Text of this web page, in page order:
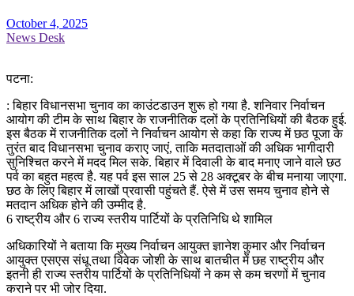
October 4, 2025
News Desk
पटना:
: बिहार विधानसभा चुनाव का काउंटडाउन शुरू हो गया है. शनिवार निर्वाचन
आयोग की टीम के साथ बिहार के राजनीतिक दलों के प्रतिनिधियों की बैठक हुई.
इस बैठक में राजनीतिक दलों ने निर्वाचन आयोग से कहा कि राज्य में छठ पूजा के
तुरंत बाद विधानसभा चुनाव कराए जाएं, ताकि मतदाताओं की अधिक भागीदारी
सुनिश्चित करने में मदद मिल सके. बिहार में दिवाली के बाद मनाए जाने वाले छठ
पर्व का बहुत महत्व है. यह पर्व इस साल 25 से 28 अक्टूबर के बीच मनाया जाएगा.
छठ के लिए बिहार में लाखों प्रवासी पहुंचते हैं. ऐसे में उस समय चुनाव होने से
मतदान अधिक होने की उम्मीद है.
6 राष्ट्रीय और 6 राज्य स्तरीय पार्टियों के प्रतिनिधि थे शामिल
अधिकारियों ने बताया कि मुख्य निर्वाचन आयुक्त ज्ञानेश कुमार और निर्वाचन
आयुक्त एसएस संधू तथा विवेक जोशी के साथ बातचीत में छह राष्ट्रीय और
इतनी ही राज्य स्तरीय पार्टियों के प्रतिनिधियों ने कम से कम चरणों में चुनाव
कराने पर भी जोर दिया.